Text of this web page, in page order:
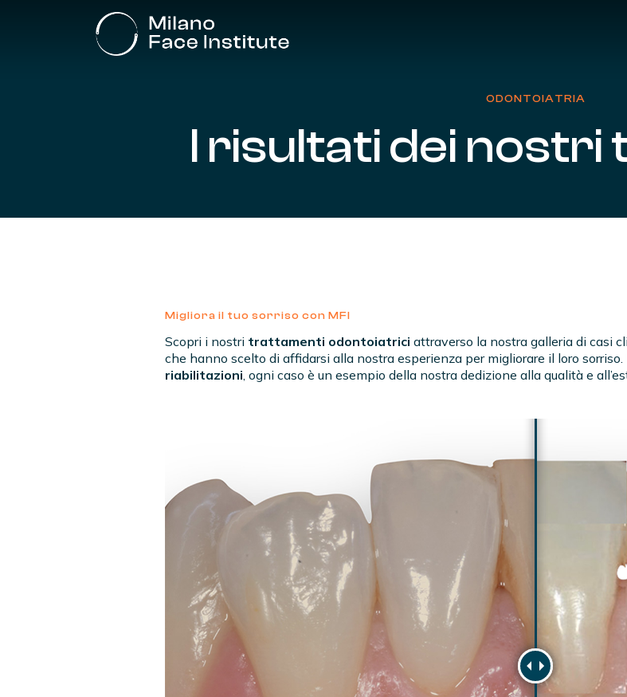
ODONTOIATRIA
I risultatidei nostri
Migliora il tuo sorriso con MFI
Scopri i nostri trattamenti odontoiatrici attraverso la nostra galleria di casi
che hanno scelto di affidarsi alla nostra esperienza per migliorare il loro
riabilitazioni , ogni caso è un esempio della nostra dedizione alla qualità e